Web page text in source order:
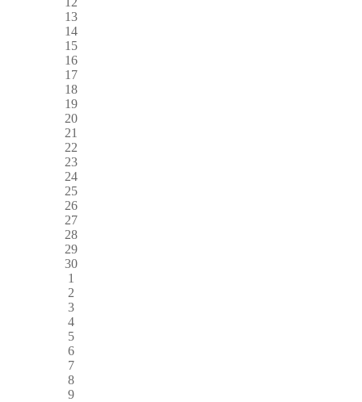
13
14
15
16
17
18
19
20
21
22
23
24
25
26
27
28
29
30
1
2
3
4
5
6
7
8
9